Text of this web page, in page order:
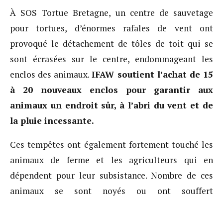
À SOS Tortue Bretagne, un centre de sauvetage
pour tortues, d’énormes rafales de vent ont
provoqué le détachement de tôles de toit qui se
sont écrasées sur le centre, endommageant les
enclos des animaux.IFAW soutient l’achat de 15
à 20 nouveaux enclos pour garantir aux
animaux un endroit sûr, à l’abri du vent et de
la pluie incessante.
Ces tempêtes ont également fortement touché les
animaux de ferme et les agriculteurs qui en
dépendent pour leur subsistance. Nombre de ces
animaux se sont noyés ou ont souffert